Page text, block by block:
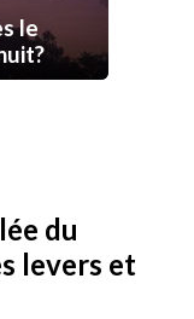
le
du
levers et